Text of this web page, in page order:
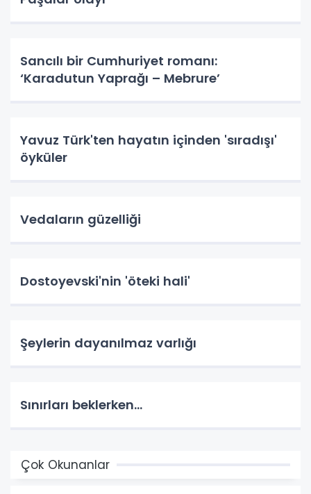
Sancılı bir Cumhuriyet romanı:
‘Karadutun Yaprağı – Mebrure’
Yavuz Türk'ten hayatın içinden 'sıradışı'
öyküler
Vedaların güzelliği
Dostoyevski'nin 'öteki hali'
Şeylerin dayanılmaz varlığı
Sınırları beklerken...
Çok Okunanlar